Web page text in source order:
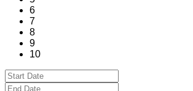
6
7
8
9
10